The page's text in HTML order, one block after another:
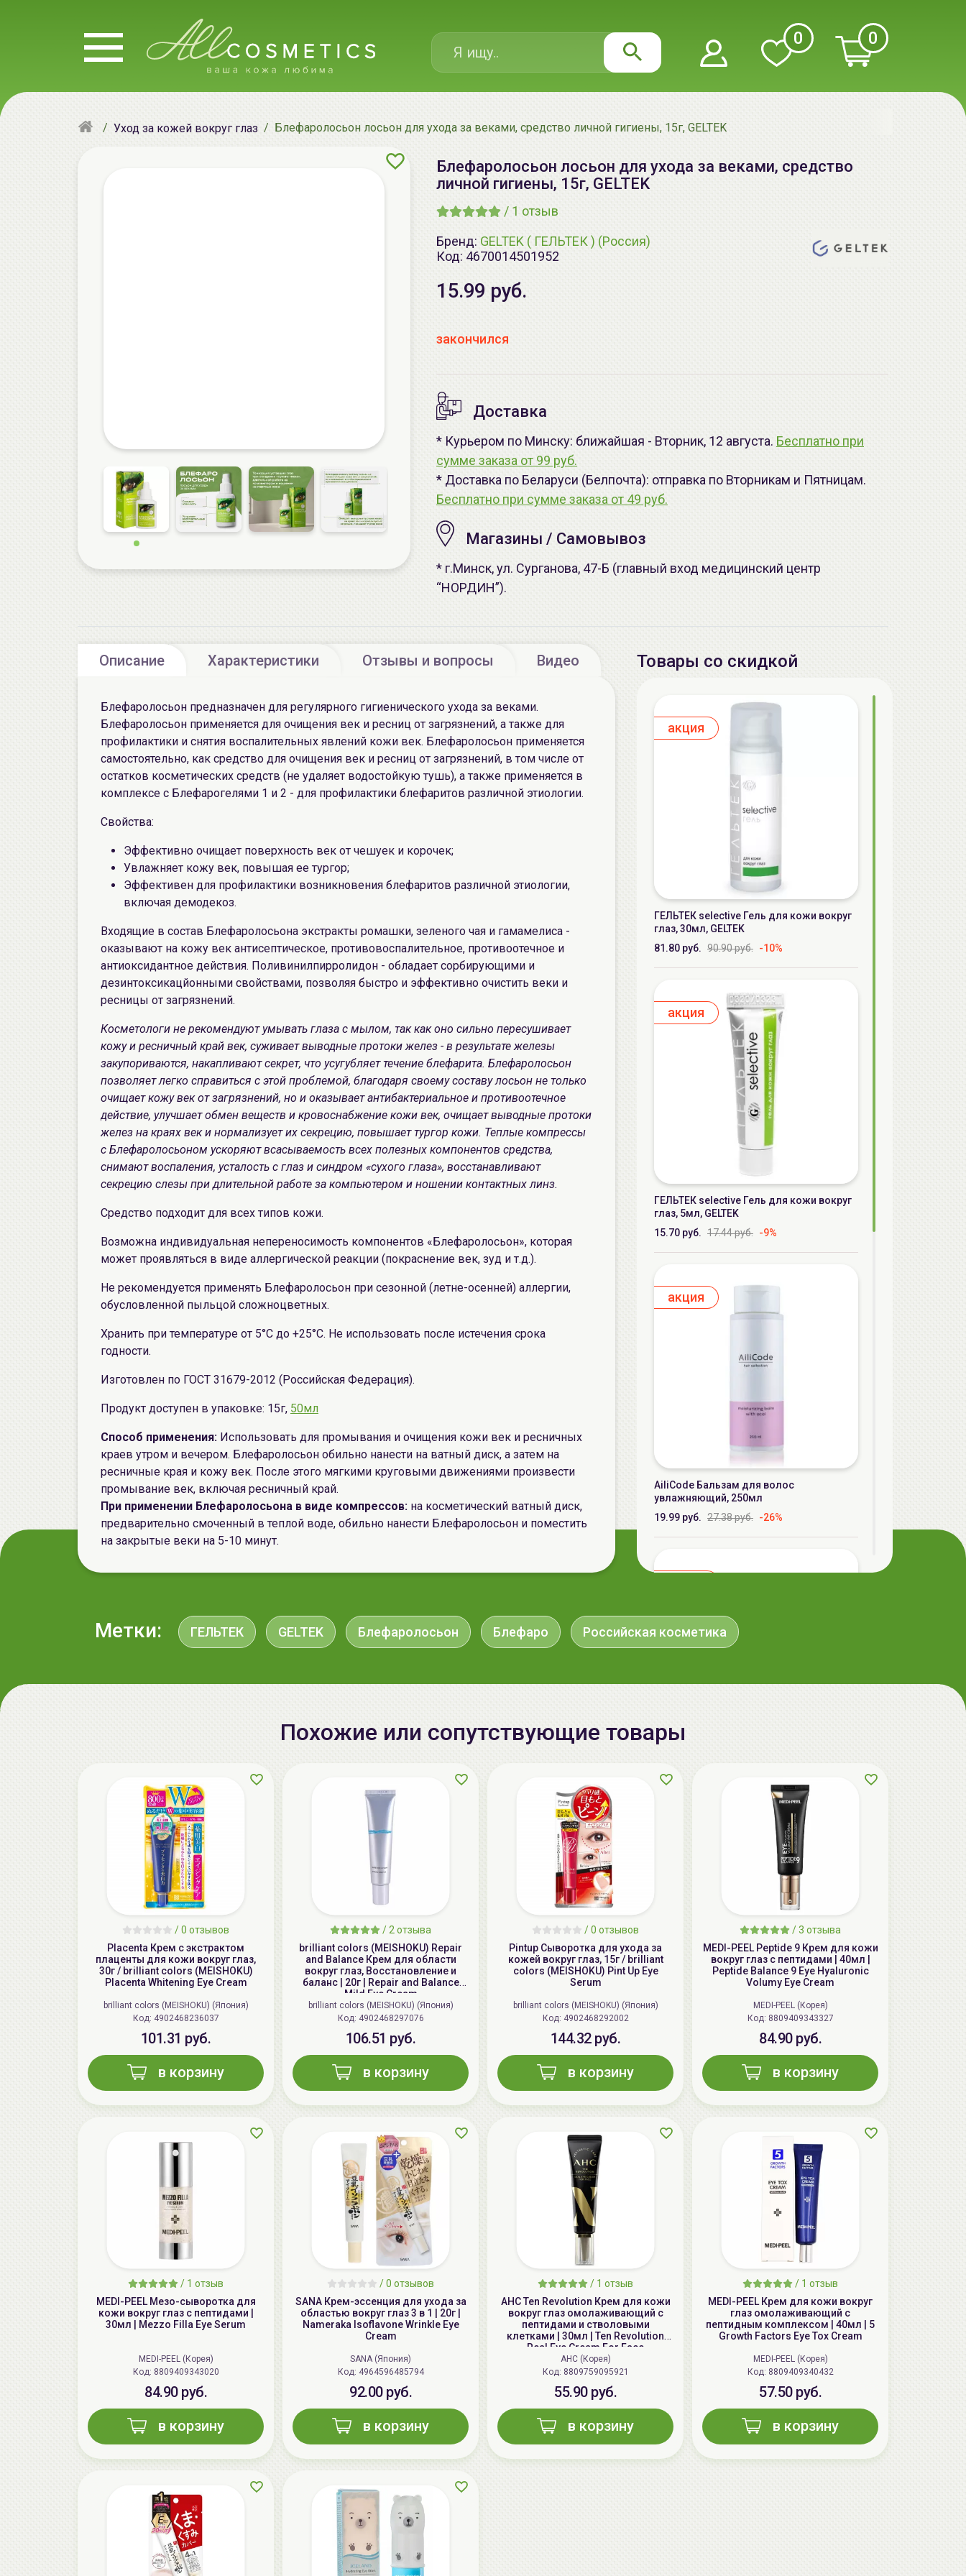
0 0
Уход за кожей вокруг глаз Блефаролосьон лосьон для ухода за веками, средство личной гигиены, 15г, GELTEK
Блефаролосьон лосьон для ухода за веками, средство
личной гигиены, 15г, GELTEK
/ 1 отзыв
Бренд: GELTEK ( ГЕЛЬТЕК ) (Россия)
Код: 4670014501952
15.99 руб.
закончился
Доставка
* Курьером по Минску: ближайшая - Вторник, 12 августа. Бесплатно при
сумме заказа от 99 руб.
* Доставка по Беларуси (Белпочта): отправка по Вторникам и Пятницам.
Бесплатно при сумме заказа от 49 руб.
Магазины / Самовывоз
* г.Минск, ул. Сурганова, 47-Б (главный вход медицинский центр
“НОРДИН”).
Описание Характеристики Отзывы и вопросы Видео
Блефаролосьон предназначен для регулярного гигиенического ухода за веками.
Блефаролосьон применяется для очищения век и ресниц от загрязнений, а также для
профилактики и снятия воспалительных явлений кожи век. Блефаролосьон применяется
самостоятельно, как средство для очищения век и ресниц от загрязнений, в том числе от
остатков косметических средств (не удаляет водостойкую тушь), а также применяется в
комплексе с Блефарогелями 1 и 2 - для профилактики блефаритов различной этиологии.
Свойства:
Эффективно очищает поверхность век от чешуек и корочек;
Увлажняет кожу век, повышая ее тургор;
Эффективен для профилактики возникновения блефаритов различной этиологии,
включая демодекоз.
Входящие в состав Блефаролосьона экстракты ромашки, зеленого чая и гамамелиса -
оказывают на кожу век антисептическое, противовоспалительное, противоотечное и
антиоксидантное действия. Поливинилпирролидон - обладает сорбирующими и
дезинтоксикацйонными свойствами, позволяя быстро и эффективно очистить веки и
ресницы от загрязнений.
Косметологи не рекомендуют умывать глаза с мылом, так как оно сильно пересушивает
кожу и ресничный край век, суживает выводные протоки желез - в результате железы
закупориваются, накапливают секрет, что усугубляет течение блефарита. Блефаролосьон
позволяет легко справиться с этой проблемой, благодаря своему составу лосьон не только
очищает кожу век от загрязнений, но и оказывает антибактериальное и противоотечное
действие, улучшает обмен веществ и кровоснабжение кожи век, очищает выводные протоки
желез на краях век и нормализует их секрецию, повышает тургор кожи. Теплые компрессы
с Блефаролосьоном ускоряют всасываемость всех полезных компонентов средства,
снимают воспаления, усталость с глаз и синдром «сухого глаза», восстанавливают
секрецию слезы при длительной работе за компьютером и ношении контактных линз.
Средство подходит для всех типов кожи.
Возможна индивидуальная непереносимость компонентов «Блефаролосьон», которая
может проявляться в виде аллергической реакции (покраснение век, зуд и т.д.).
Не рекомендуется применять Блефаролосьон при сезонной (летне-осенней) аллергии,
обусловленной пыльцой сложноцветных.
Хранить при температуре от 5°С до +25°С. Не использовать после истечения срока
годности.
Изготовлен по ГОСТ 31679-2012 (Российская Федерация).
Продукт доступен в упаковке: 15г, 50мл
Способ применения: Использовать для промывания и очищения кожи век и ресничных
краев утром и вечером. Блефаролосьон обильно нанести на ватный диск, а затем на
ресничные края и кожу век. После этого мягкими круговыми движениями произвести
промывание век, включая ресничный край.
При применении Блефаролосьона в виде компрессов: на косметический ватный диск,
предварительно смоченный в теплой воде, обильно нанести Блефаролосьон и поместить
на закрытые веки на 5-10 минут.
Товары со скидкой
aкция
ГЕЛЬТЕК selective Гель для кожи вокруг
глаз, 30мл, GELTEK
81.80 руб. 90.90 руб. -10%
aкция
ГЕЛЬТЕК selective Гель для кожи вокруг
глаз, 5мл, GELTEK
15.70 руб. 17.44 руб. -9%
aкция
AiliCode Бальзам для волос
увлажняющий, 250мл
19.99 руб. 27.38 руб. -26%
пилинг для лица, 50мл
-50%
AiliCode Гель-масло для душа Сочная
вишня, 250мл
19.99 руб.
25.53 руб.
Метки: ГЕЛЬТЕК GELTEK Блефаролосьон Блефаро Российская косметика
Похожие или сопутствующие товары
/0 отзывов
Placenta Крем с экстрактом
плаценты для кожи вокруг глаз,
30г / brilliant colors (MEISHOKU)
Placenta Whitening Eye Cream
brilliant colors (MEISHOKU) (Япония)
Код: 4902468236037
101.31 руб.
в корзину
/ 2 отзыва
brilliant colors (MEISHOKU) Repair
and Balance Крем для области
вокруг глаз, Восстановление и
баланс | 20г | Repair and Balance
Mild Eye Cream
brilliant colors (MEISHOKU) (Япония)
Код: 4902468297076
106.51 руб.
в корзину
/0 отзывов
Pintup Сыворотка для ухода за
кожей вокруг глаз, 15г / brilliant
colors (MEISHOKU) Pint Up Eye
Serum
brilliant colors (MEISHOKU) (Япония)
Код: 4902468292002
144.32 руб.
в корзину
/3 отзыва
MEDI-PEEL Peptide 9 Крем для кожи
вокруг глаз с пептидами | 40мл |
Peptide Balance 9 Eye Hyaluronic
Volumy Eye Cream
MEDI-PEEL (Корея)
Код: 8809409343327
84.90 руб.
в корзину
/ 1 отзыв
MEDI-PEEL Мезо-сыворотка для
кожи вокруг глаз с пептидами |
30мл | Mezzo Filla Eye Serum
MEDI-PEEL (Корея)
Код: 8809409343020
84.90 руб.
в корзину
/0 отзывов
SANA Крем-эссенция для ухода за
областью вокруг глаз 3 в 1 | 20г |
Nameraka Isoflavone Wrinkle Eye
Cream
SANA (Япония)
Код: 4964596485794
92.00 руб.
в корзину
/ 1 отзыв
AHC Ten Revolution Крем для кожи
вокруг глаз омолаживающий с
пептидами и стволовыми
клетками | 30мл | Ten Revolution
Real Eye Cream For Face
AHC (Корея)
Код: 8809759095921
55.90 руб.
в корзину
/ 1 отзыв
MEDI-PEEL Крем для кожи вокруг
глаз омолаживающий с
пептидным комплексом | 40мл | 5
Growth Factors Eye Tox Cream
MEDI-PEEL (Корея)
Код: 8809409340432
57.50 руб.
в корзину